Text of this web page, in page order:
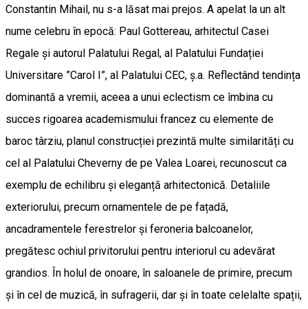
Constantin Mihail, nu s-a lăsat mai prejos. A apelat la un alt
nume celebru în epocă: Paul Gottereau, arhitectul Casei
Regale și autorul Palatului Regal, al Palatului Fundației
Universitare ”Carol I”, al Palatului CEC, ș.a. Reflectând tendința
dominantă a vremii, aceea a unui eclectism ce îmbina cu
succes rigoarea academismului francez cu elemente de
baroc târziu, planul construcției prezintă multe similarități cu
cel al Palatului Cheverny de pe Valea Loarei, recunoscut ca
exemplu de echilibru și eleganță arhitectonică. Detaliile
exteriorului, precum ornamentele de pe fațadă,
ancadramentele ferestrelor și feroneria balcoanelor,
pregătesc ochiul privitorului pentru interiorul cu adevărat
grandios. În holul de onoare, în saloanele de primire, precum
și în cel de muzică, în sufragerii, dar și în toate celelalte spații,